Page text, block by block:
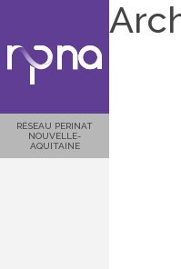
RÉSEAU PERINAT
NOUVELLE-
AQUITAINE